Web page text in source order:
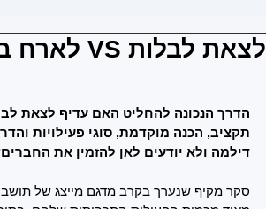
לצאת לבלות VS לארח בבית
הדרך הנכונה להחליט האם עדיף לצאת
תקציב, הכנה מוקדמת, סוגי פעילויות
דילמה ולא יודעים לאן להזמין את